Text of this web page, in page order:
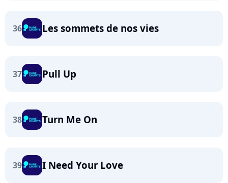
36 Les sommets de nos vies
37 Pull Up
38 Turn Me On
39 I Need Your Love